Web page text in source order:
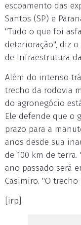
escoamento das
Santos (SP) e
"Tudo o que foi
deterioração", diz
de Infraestrutura
Além do intenso
trecho da rodovia
do agronegócio
Ele defende que o
prazo para a
anos desde sua
de 100 km de
ano passado será
Casimiro. "O
[irp]